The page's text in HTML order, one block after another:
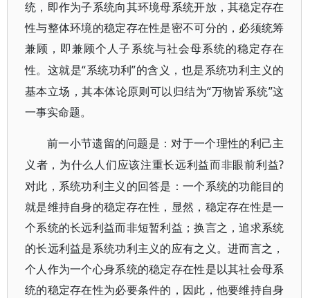
统，即作为子系统向其环境母系统开放，其稳定存在
性与整体环境的稳定存在性是密不可分的，必须统筹
兼顾，即兼顾个人子系统与社会母系统的稳定存在
性。这就是“系统功利”的含义，也是系统功利主义的
基本立场，其本体论原则可以归结为“万物皆系统”这
一事实命题。
前一小节遗留的问题是：对于一个理性的利己主
义者，为什么人们应该注重长远利益而非眼前利益?
对此，系统功利主义的回答是：一个系统的功能目的
就是维持自身的稳定存在性，显然，稳定存在性是一
个系统的长远利益而非短暂利益；换言之，追求系统
的长远利益是系统功利主义的应有之义。进而言之，
个人作为一个心身系统的稳定存在性是以其社会母系
统的稳定存在性为必要条件的，因此，他要维持自身